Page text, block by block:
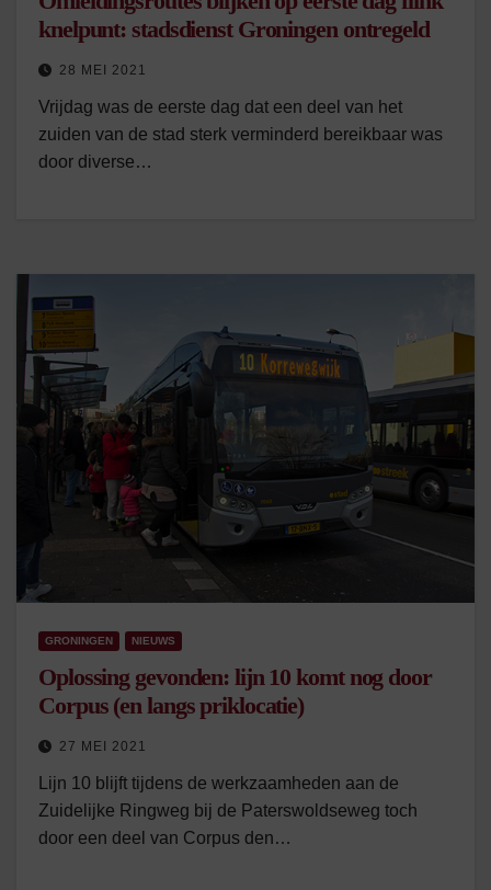
knelpunt: stadsdienst Groningen ontregeld
28 MEI 2021
Vrijdag was de eerste dag dat een deel van het
zuiden van de stad sterk verminderd bereikbaar was
door diverse…
GRONINGEN NIEUWS
Oplossing gevonden: lijn 10 komt nog door
Corpus (en langs priklocatie)
27 MEI 2021
Lijn 10 blijft tijdens de werkzaamheden aan de
Zuidelijke Ringweg bij de Paterswoldseweg toch
door een deel van Corpus den…